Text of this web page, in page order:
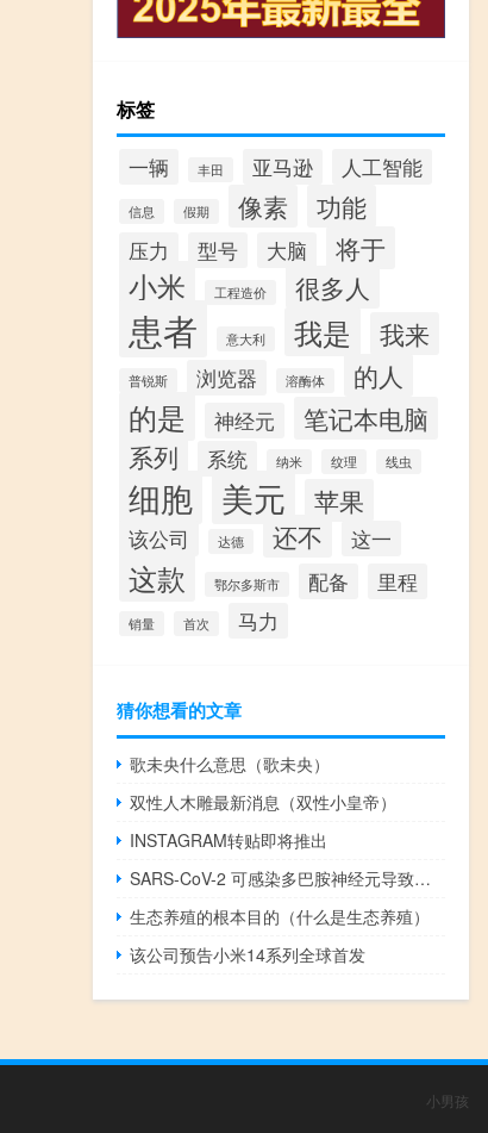
标签
一辆 丰田 亚马逊 人工智能
信息 假期 像素 功能
压力 型号 大脑 将于
小米 工程造价 很多人
患者 意大利 我是 我来
普锐斯 浏览器 溶酶体 的人
的是 神经元
笔记本电脑
系列
系统 纳米 纹理 线虫
细胞 美元 苹果
该公司 达德 还不 这一
这款 鄂尔多斯市 配备 里程
销量 首次 马力
猜你想看的文章
歌未央什么意思（歌未央）
双性人木雕最新消息（双性小皇帝）
INSTAGRAM转贴即将推出
SARS-CoV-2 可感染多巴胺神经元导致衰老
生态养殖的根本目的（什么是生态养殖）
该公司预告小米14系列全球首发
小男孩